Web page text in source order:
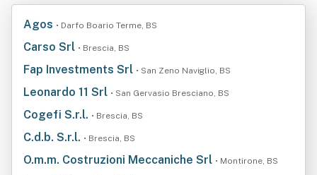
Agos • Darfo Boario Terme, BS
Carso Srl • Brescia, BS
Fap Investments Srl • San Zeno Naviglio, BS
Leonardo 11 Srl • San Gervasio Bresciano, BS
Cogefi S.r.l. • Brescia, BS
C.d.b. S.r.l. • Brescia, BS
O.m.m. Costruzioni Meccaniche Srl • Montirone, BS